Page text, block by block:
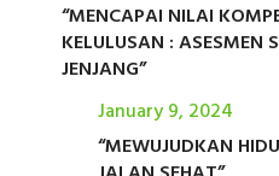
“MENCAPAI NILAI
KELULUSAN : ASESMEN
JENJANG”
January 9, 2024
“MEWUJUDKAN